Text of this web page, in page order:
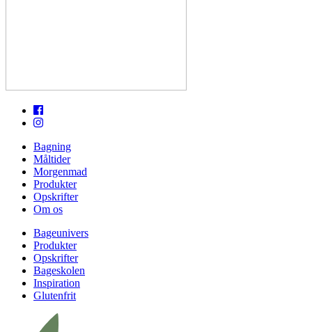
Bagning
Måltider
Morgenmad
Produkter
Opskrifter
Om os
Bageunivers
Produkter
Opskrifter
Bageskolen
Inspiration
Glutenfrit